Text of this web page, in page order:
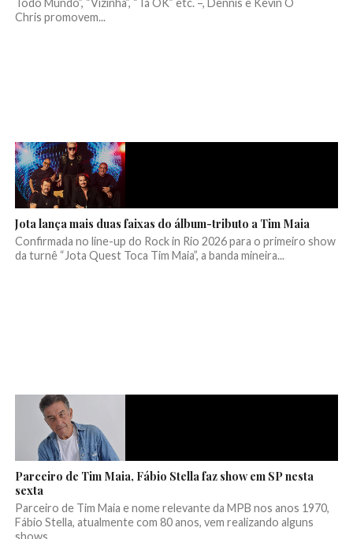
Todo Mundo”, “Vizinha”, “Tá OK” etc. –, Dennis e Kevin O
Chris promovem...
Jota lança mais duas faixas do álbum-tributo a Tim Maia
Confirmada no line-up do Rock in Rio 2026 para o primeiro show
da turnê “Jota Quest Toca Tim Maia”, a banda mineira...
Parceiro de Tim Maia, Fábio Stella faz show em SP nesta
sexta
Parceiro de Tim Maia e nome relevante da MPB nos anos 1970,
Fábio Stella, atualmente com 80 anos, vem realizando alguns
shows...